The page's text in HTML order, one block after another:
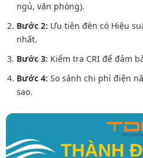
ngủ, văn phòng).
Bước 2: Ưu tiên đèn có Hiệu
nhất.
Bước 3: Kiểm tra CRI để đảm
Bước 4: So sánh chi phí điện
sao.